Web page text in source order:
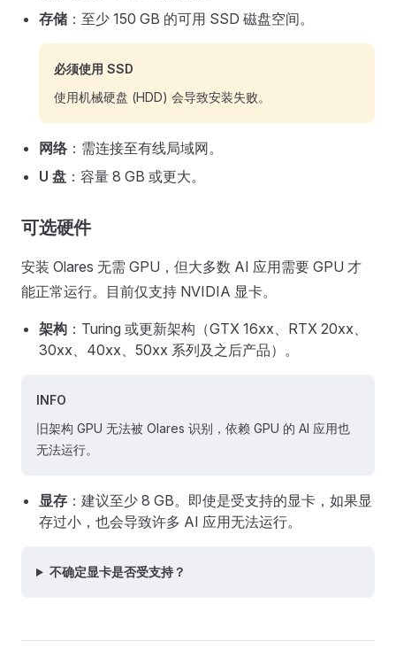
存储 ：至少 150 GB 的可用 SSD 磁盘空间。
必须使用 SSD
使用机械硬盘 (HDD) 会导致安装失败。
网络：需连接至有线局域网。
U 盘 ：容量 8 GB 或更大。
可选硬件
安装 Olares 无需 GPU，但大多数 AI 应用需要 GPU 才
能正常运行。目前仅支持 NVIDIA 显卡。
架构 ：Turing 或更新架构（GTX 16xx、RTX 20xx、
30xx、40xx、50xx 系列及之后产品）。
INFO
旧架构 GPU 无法被 Olares 识别，依赖 GPU 的 AI 应用也
无法运行。
显存 ：建议至少 8 GB。即使是受支持的显卡，如果显
存过小，也会导致许多 AI 应用无法运行。
不确定显卡是否受支持？